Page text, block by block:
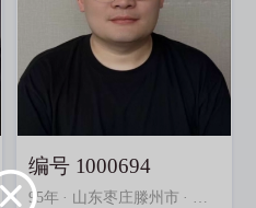
编号 1000694
95年 · 山东枣庄滕州市 · 本科 · 教育/科研